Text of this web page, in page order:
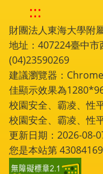
:::
財團法人東海大學附
地址：407224臺中市
(04)23590269
建議瀏覽器：
佳顯示效果為
校園安全、霸凌、性
校園安全、霸凌、性
更新日期：2026-08-
您是本站第43084169